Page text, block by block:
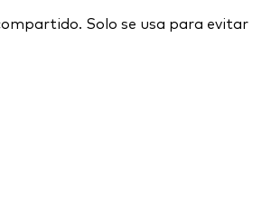
Solo se usa para evitar